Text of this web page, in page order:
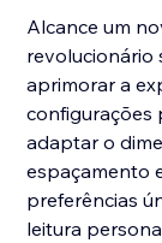
Alcance um
revolucionário
aprimorar a
configurações
adaptar o
espaçamento
preferências
leitura